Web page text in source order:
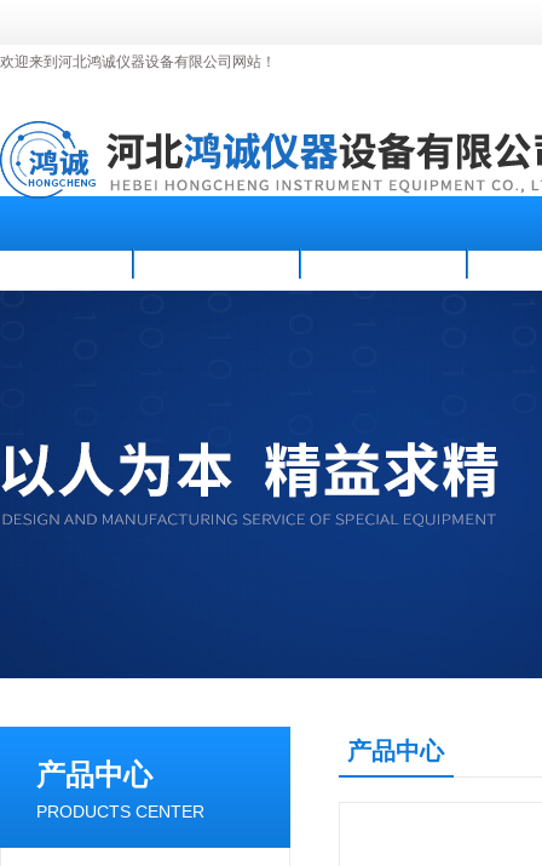
欢迎来到河北鸿诚仪器设备有限公司网站！
产品中心
PRODUCTS CENTER
产品中心